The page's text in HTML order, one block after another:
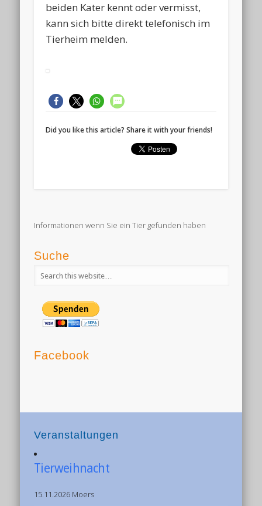
beiden Kater kennt oder vermisst,
kann sich bitte direkt telefonisch im
Tierheim melden.
Did you like this article? Share it with your friends!
Informationen wenn Sie ein Tier gefunden haben
Suche
Facebook
Veranstaltungen
Tierweihnacht
15.11.2026 Moers